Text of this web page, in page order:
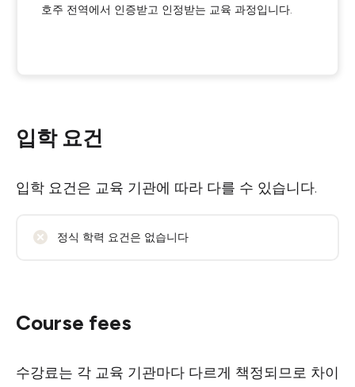
호주 전역에서 인증받고 인정받는 교육 과정입니다.
입학 요건
입학 요건은 교육 기관에 따라 다를 수 있습니다.
정식 학력 요건은 없습니다
Course fees
수강료는 각 교육 기관마다 다르게 책정되므로 차이